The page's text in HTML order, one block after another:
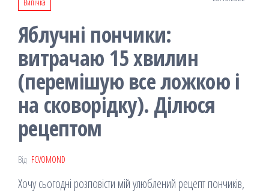
Випічка
Яблучні пончики:
витрачаю 15 хвилин
(перемішую все ложкою і
на сковорідку). Ділюся
рецептом
Від FCVOMOND
Хочу сьогодні розповісти мій улюблений рецепт пончиків,